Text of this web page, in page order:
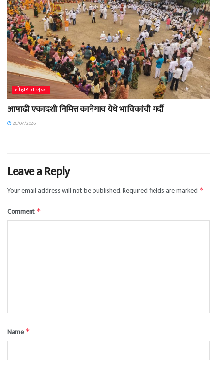
लोहारा तालुका
आषाढी एकादशी निमित्त कानेगाव येथे भाविकांची गर्दी
26/07/2026
Leave a Reply
Your email address will not be published.Required fields are marked *
Comment *
Name*